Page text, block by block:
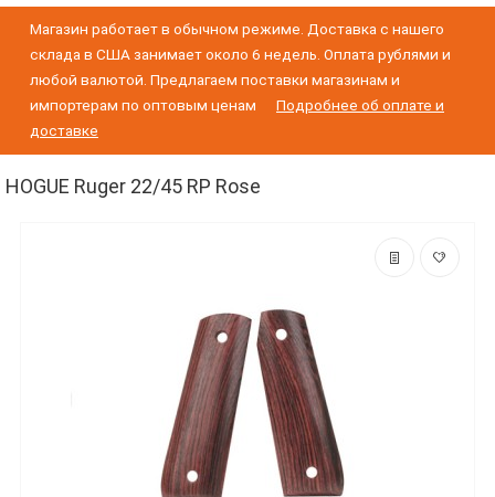
Магазин работает в обычном режиме. Доставка с нашего
склада в США занимает около 6 недель. Оплата рублями и
любой валютой. Предлагаем поставки магазинам и
импортерам по оптовым ценам
Подробнее об оплате и
доставке
HOGUE Ruger 22/45 RP Rose